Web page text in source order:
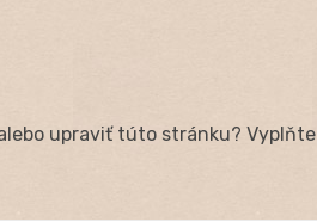
upraviť túto stránku? Vyplňte